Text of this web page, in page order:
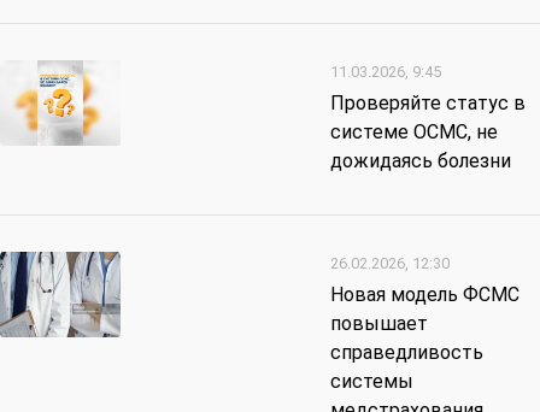
11.03.2026, 9:45
Проверяйте статус в
системе ОСМС, не
дожидаясь болезни
26.02.2026, 12:30
Новая модель ФСМС
повышает
справедливость
системы